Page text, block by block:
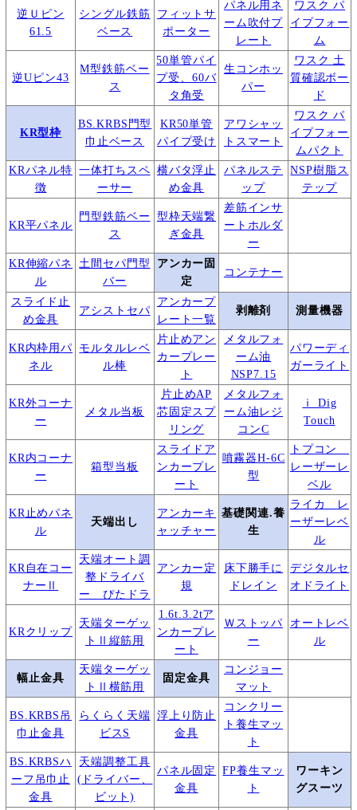
逆Ｕピン
61.5
シングル鉄筋
ベース
フィットサ
ポーター
パネル用ネ
ーム吹付プ
レート
ワスク パ
イプフォー
ム
逆Uピン43
M型鉄筋ベー
ス
50単管パイ
プ受、60バ
タ角受
生コンホッ
パー
ワスク 土
質確認ボー
ド
KR型枠
BS.KRBS門型
巾止ベース
KR50単管
パイプ受け
アワシャッ
トスマート
ワスク パ
イプフォー
ムパクト
KRパネル特
徴
一体打ちスペ
ーサー
横バタ浮止
め金具
パネルステ
ップ
NSP樹脂ス
テップ
KR平パネル
門型鉄筋ベー
ス
型枠天端繋
ぎ金具
差筋インサ
ートホルダ
ー
KR伸縮パネ
ル
土間セパ門型
バー
アンカー固
定
コンテナー
スライド止
め金具
アシストセパ
アンカープ
レート一覧
剥離剤 測量機器
KR内枠用パ
ネル
モルタルレベ
ル棒
片止めアン
カープレー
ト
メタルフォ
ーム油
NSP7.15
パワーディ
ガーライト
KR外コーナ
ー
メタル当板
片止めAP
芯固定スプ
リング
メタルフォ
ーム油レジ
コンC
ｉ Dig
Touch
KR内コーナ
ー
箱型当板
スライドア
ンカープレ
ート
噴霧器H-6C
型
トプコン
レーザーレ
ベル
KR止めパネ
ル
天端出し
アンカーキ
ャッチャー
基礎関連.養
生
ライカ レ
ーザーレベ
ル
KR自在コー
ナーⅡ
天端オート調
整ドライバ
ー ぴたドラ
アンカー定
規
床下勝手に
ドレイン
デジタルセ
オドライト
KRクリップ
天端ターゲッ
トⅡ縦筋用
1.6t.3.2tア
ンカープレ
ート
Ｗストッパ
ー
オートレベ
ル
幅止金具
天端ターゲッ
トⅡ横筋用
固定金具
コンジョー
マット
BS.KRBS吊
巾止金具
らくらく天端
ビスS
浮上り防止
金具
コンクリー
ト養生マッ
ト
BS.KRBSハ
ーフ吊巾止
金具
天端調整工具
(ドライバー、
ビット)
パネル固定
金具
FP養生マッ
ト
ワーキン
グスーツ